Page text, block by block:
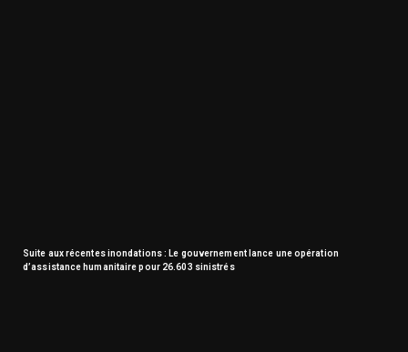
Suite aux récentes inondations : Le gouvernement lance une opération
d’assistance humanitaire pour 26.603 sinistrés